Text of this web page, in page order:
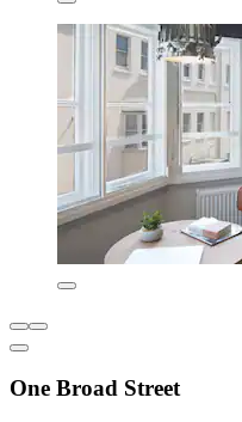
One Broad Street